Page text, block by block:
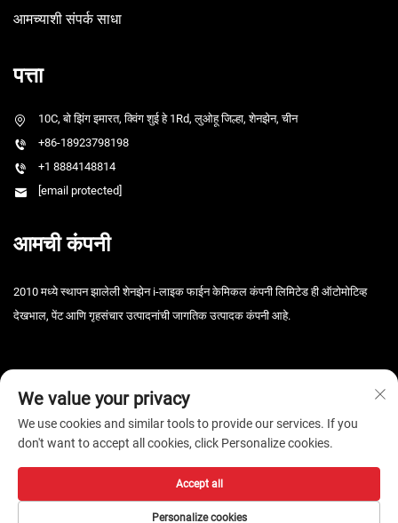
आमच्याशी संपर्क साधा
पत्ता
10C, बो झिंग इमारत, क्विंग शुई हे 1Rd, लुओहू जिल्हा, शेनझेन, चीन
+86-18923798198
+1 8884148814
[email protected]
आमची कंपनी
2010 मध्ये स्थापन झालेली शेनझेन i-लाइक फाईन केमिकल कंपनी लिमिटेड ही ऑटोमोटिव्ह
देखभाल, पेंट आणि गृहसंचार उत्पादनांची जागतिक उत्पादक कंपनी आहे.
कॉपीराइट © 2026 शेनझेन आय-लाइक फाइन केमिकल कंपनी, लि. सर्व हक्क राखीव. -
We value your privacy
We use cookies and similar tools to provide our services. If you
don't want to accept all cookies, click Personalize cookies.
Personalize cookies
Accept all